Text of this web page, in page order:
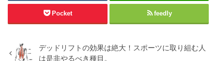
Pocket feedly
デッドリフトの効果は絶大！スポーツに取り組む人
は是非やるべき種目。